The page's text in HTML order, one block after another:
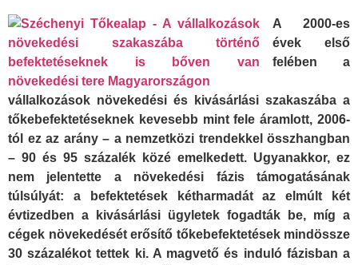
A 2000-es
évek első
felében a
vállalkozások növekedési és kivásárlási szakaszába a
tőkebefektetéseknek kevesebb mint fele áramlott, 2006-
tól ez az arány – a nemzetközi trendekkel összhangban
– 90 és 95 százalék közé emelkedett. Ugyanakkor, ez
nem jelentette a növekedési fázis támogatásának
túlsúlyát: a befektetések kétharmadát az elmúlt két
évtizedben a kivásárlási ügyletek fogadták be, míg a
cégek növekedését erősítő tőkebefektetések mindössze
30 százalékot tettek ki. A magvető és induló fázisban a